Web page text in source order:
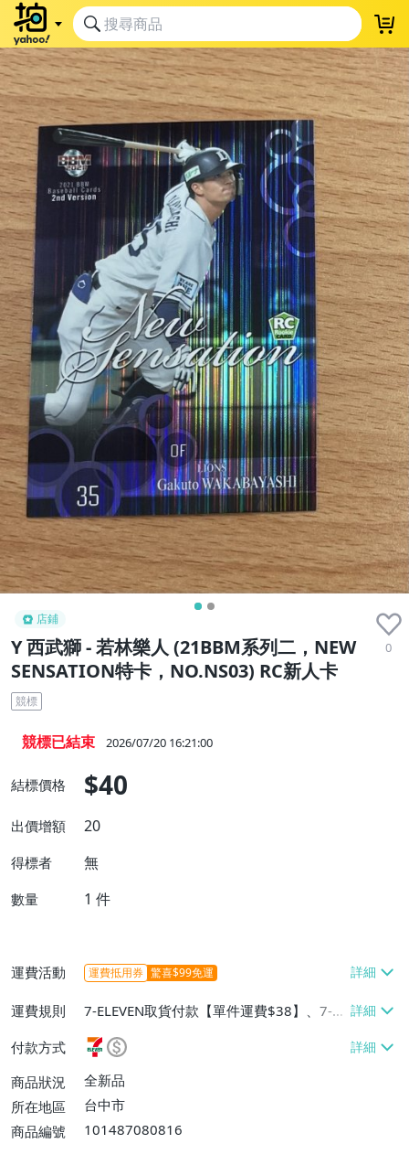
店鋪
Y 西武獅 - 若林樂人 (21BBM系列二，NEW
SENSATION特卡，NO.NS03) RC新人卡
0
競標
競標已結束 2026/07/20 16:21:00
結標價格 $40
出價增額 20
得標者 無
數量 1 件
運費活動 運費抵用券 驚喜$99免運
運費規則
7-ELEVEN取貨付款【單件運費$38】、7-EL
EVEN取貨不付款【單件運費$38】、宅配/
貨運【單件運費$60、消費滿$1000免運
費】、郵局掛號【單件運費$31、滿10件或
消費滿$700免運費】、低溫配送【單件運
付款方式
商品狀況
全新品
所在地區
台中市
商品編號
101487080816